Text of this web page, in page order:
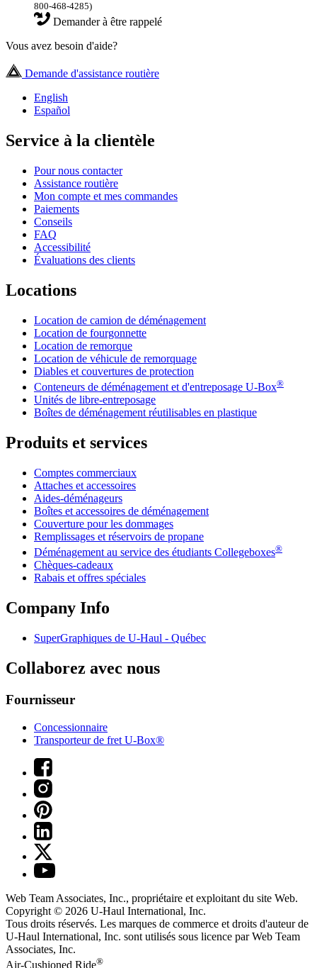
800-468-4285)
Demander à être rappelé
Vous avez besoin d'aide?
Demande d'assistance routière
English
Español
Service à la clientèle
Pour nous contacter
Assistance routière
Mon compte et mes commandes
Paiements
Conseils
FAQ
Accessibilité
Évaluations des clients
Locations
Location de camion de déménagement
Location de fourgonnette
Location de remorque
Location de véhicule de remorquage
Diables et couvertures de protection
Conteneurs de déménagement et d'entreposage U-Box®
Unités de libre-entreposage
Boîtes de déménagement réutilisables en plastique
Produits et services
Comptes commerciaux
Attaches et accessoires
Aides-déménageurs
Boîtes et accessoires de déménagement
Couverture pour les dommages
Remplissages et réservoirs de propane
Déménagement au service des étudiants Collegeboxes®
Chèques-cadeaux
Rabais et offres spéciales
Company Info
SuperGraphiques de U-Haul - Québec
Collaborez avec nous
Fournisseur
Concessionnaire
Transporteur de fret U-Box®
Web Team Associates, Inc., propriétaire et exploitant du site Web.
Copyright © 2026 U-Haul International, Inc.
Tous droits réservés. Les marques de commerce et droits d'auteur de
U-Haul International, Inc. sont utilisés sous licence par Web Team
Associates, Inc.
Air-Cushioned Ride®